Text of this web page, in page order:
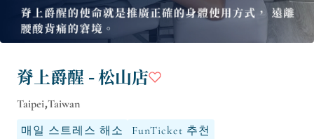
脊上爵醒 - 松山店
Taipei,Taiwan
매일 스트레스 해소
FunTicket 추천